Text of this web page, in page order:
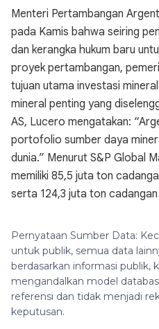
Menteri Pertambangan
pada Kamis bahwa seiring
dan kerangka hukum baru
proyek pertambangan,
tujuan utama investasi
mineral penting yang
AS, Lucero mengatakan:
portofolio sumber daya
dunia.” Menurut S&P Global
memiliki 85,5 juta ton
serta 124,3 juta ton
Pernyataan Sumber Data:
untuk publik, semua data
berdasarkan informasi publik,
mengandalkan model
referensi dan tidak menjadi
keputusan.